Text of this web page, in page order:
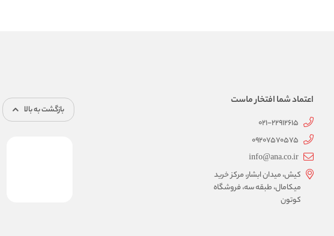
اعتماد شما افتخار ماست
021-22912615
09207570575
info@ana.co.ir
کیش، میدان ابشار، مرکز خرید
میکامال، طبقه سه، فروشگاه
کوتون
بازگشت به بالا